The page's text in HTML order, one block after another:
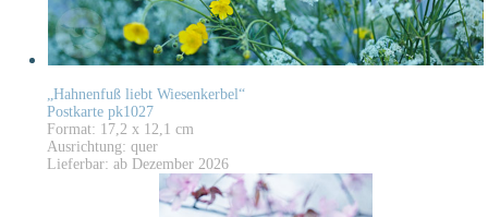
„Hahnenfuß liebt Wiesenkerbel“
Postkarte pk1027
Format: 17,2 x 12,1 cm
Ausrichtung: quer
Lieferbar: ab Dezember 2026